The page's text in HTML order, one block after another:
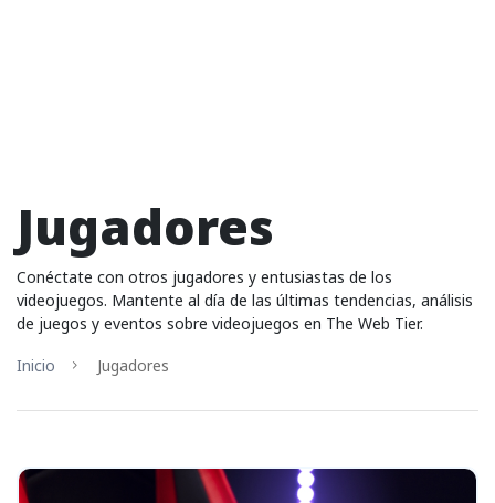
Jugadores
Conéctate con otros jugadores y entusiastas de los
videojuegos. Mantente al día de las últimas tendencias, análisis
de juegos y eventos sobre videojuegos en The Web Tier.
Inicio
Jugadores